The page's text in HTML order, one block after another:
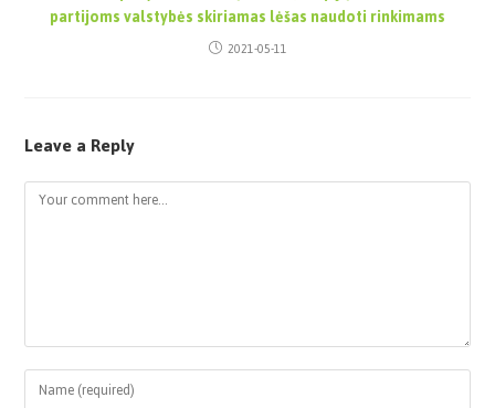
partijoms valstybės skiriamas lėšas naudoti rinkimams
2021-05-11
Leave a Reply